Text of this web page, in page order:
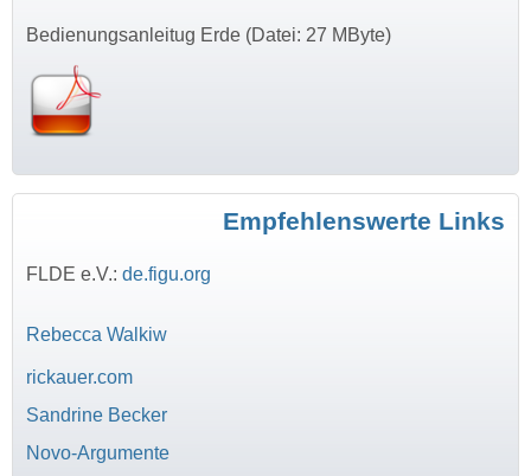
Bedienungsanleitug Erde (Datei: 27 MByte)
Empfehlenswerte Links
FLDE e.V.: de.figu.org
Rebecca Walkiw
rickauer.com
Sandrine Becker
Novo-Argumente